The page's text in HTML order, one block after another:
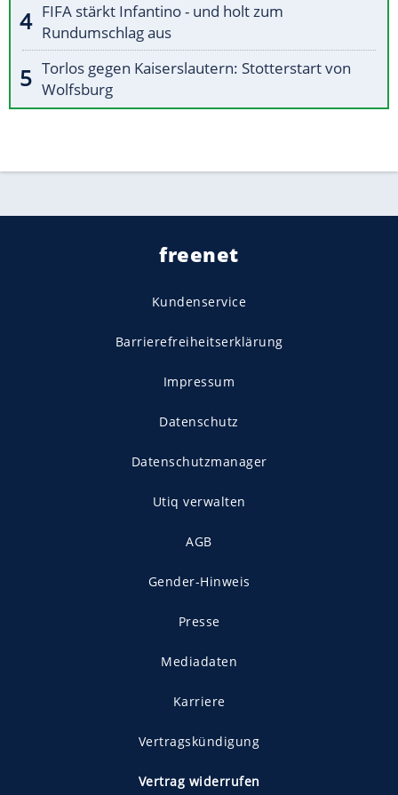
FIFA stärkt Infantino - und holt zum
Rundumschlag aus
Torlos gegen Kaiserslautern: Stotterstart von
Wolfsburg
freenet
Kundenservice
Barrierefreiheitserklärung
Impressum
Datenschutz
Datenschutzmanager
Utiq verwalten
AGB
Gender-Hinweis
Presse
Mediadaten
Karriere
Vertragskündigung
Vertrag widerrufen